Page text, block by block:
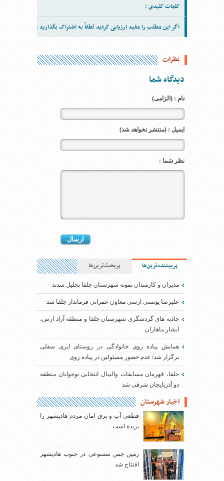
کلمات کلیدی :
اگر این مطلب را مفید ارزیابی کردید لطفاً به اشتراک بگذارید :
نظرات
دیدگاه شما
نام : (الزامی)
ایمیل : (منتشر نخواهد شد)
نظر شما :
پربیننده‌ترین‌ها پربحث‌ترین‌ها
مدیران و کارمندان نمونه شهرستان جلفا تجلیل شدند
علیرضا یونسی ارسی معاون عمرانی فرماندار جلفا شد
جاذبه های گردشگری شهرستان جلفا و منطقه آزاد ارس،
آبشار ماهاران
همایش پیاده روی خانوادگی در روستای ایری سفلی
برگزار شد/ عدم حضور مسئولین در پیاده روی
جلفا، قهرمان مسابقات والیبال انتخابی نوجوانان منطقه
دو آذربایجان شرقی شد
اخبار شهرستان
قطعی آب و برق امان مردم هادیشهر را
بریده است
زمین چمن مصنوعی در جنوب هادیشهر
افتتاح شد